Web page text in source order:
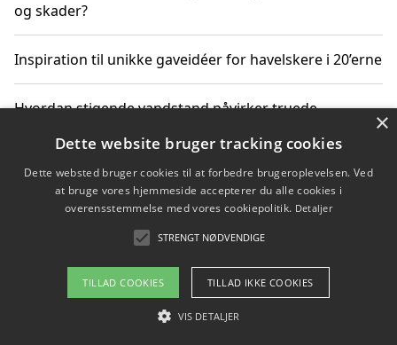
og skader?
Inspiration til unikke gaveidéer for havelskere i 20’erne
Hvordan stigende vandstand påvirker truede
Sådan vælger du de bedste vandrerygsække til
vandreture i Danmark
Copyright 2026 - Pilanto Aps
Om / kontakt
×
Dette website bruger tracking cookies
Dette websted bruger cookies til at forbedre brugeroplevelsen. Ved
at bruge vores hjemmeside accepterer du alle cookies i
overensstemmelse med vores cookiepolitik. Detaljer
STRENGT NØDVENDIGE
TILLAD COOKIES TILLAD IKKE COOKIES
VIS DETALJER